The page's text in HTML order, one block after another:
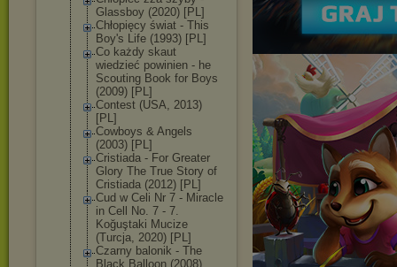
Glassboy (2020) [PL]
Chłopięcy świat - This
Boy's Life (1993) [PL]
Co każdy skaut
wiedzieć powinien - he
Scouting Book for Boys
(2009) [PL]
Contest (USA, 2013)
[PL]
Cowboys & Angels
(2003) [PL]
Cristiada - For Greater
Glory The True Story of
Cristiada (2012) [PL]
Cud w Celi Nr 7 - Miracle
in Cell No. 7 - 7.
Koğuştaki Mucize
(Turcja, 2020) [PL]
Czarny balonik - The
Black Balloon (2008)